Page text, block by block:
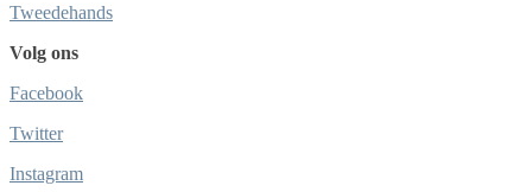
Tweedehands
Volg ons
Facebook
Twitter
Instagram